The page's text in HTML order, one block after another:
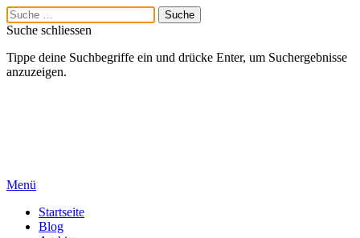
Suche schliessen
Tippe deine Suchbegriffe ein und drücke Enter, um Suchergebnisse
anzuzeigen.
Menü
Startseite
Blog